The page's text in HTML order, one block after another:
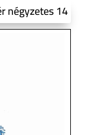
négyzetes 14